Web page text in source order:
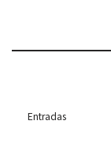
Entradas